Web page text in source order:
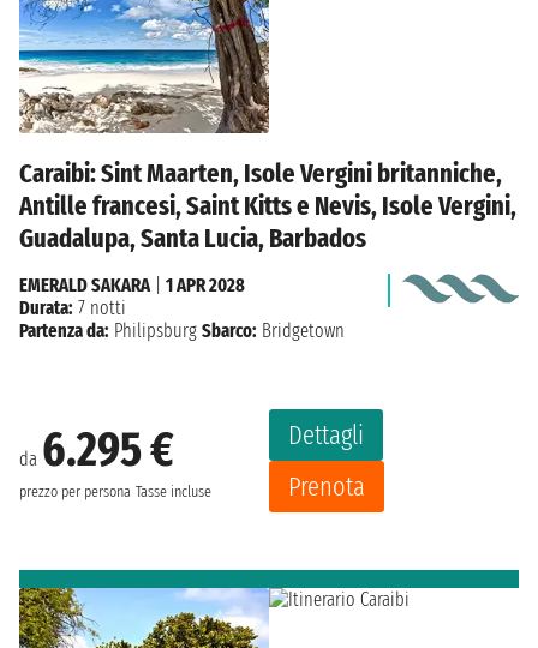
Caraibi: Sint Maarten, Isole Vergini britanniche,
Antille francesi, Saint Kitts e Nevis, Isole Vergini,
Guadalupa, Santa Lucia, Barbados
da 6.295 €
prezzo per persona Tasse incluse
Dettagli
Prenota
EMERALD SAKARA| 1 APR 2028
Durata: 7 notti
Partenza da: Philipsburg Sbarco: Bridgetown